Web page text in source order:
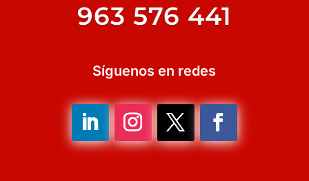
963 576 441
Síguenos en redes